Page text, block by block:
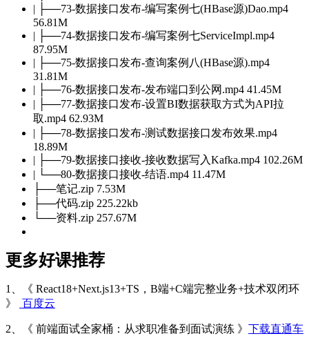
| ├──73-数据接口发布-编写案例七(HBase源)Dao.mp4
56.81M
| ├──74-数据接口发布-编写案例七ServiceImpl.mp4
87.95M
| ├──75-数据接口发布-查询案例八(HBase源).mp4
31.81M
| ├──76-数据接口发布-发布端口到公网.mp4 41.45M
| ├──77-数据接口发布-设置BI数据获取方式为API拉
取.mp4 62.93M
| ├──78-数据接口发布-测试数据接口发布效果.mp4
18.89M
| ├──79-数据接口接收-接收数据写入Kafka.mp4 102.26M
| └──80-数据接口接收-结语.mp4 11.47M
├──笔记.zip 7.53M
├──代码.zip 225.22kb
└──资料.zip 257.67M
更多好课推荐
1、《 React18+Next.js13+TS，B端+C端完整业务+技术双闭环
》
百度云
2、《 前端面试全家桶：从求职准备到面试演练 》 下载直通车